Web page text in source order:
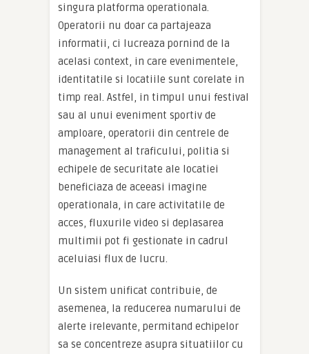
singura platforma operationala.
Operatorii nu doar ca partajeaza
informatii, ci lucreaza pornind de la
acelasi context, in care evenimentele,
identitatile si locatiile sunt corelate in
timp real. Astfel, in timpul unui festival
sau al unui eveniment sportiv de
amploare, operatorii din centrele de
management al traficului, politia si
echipele de securitate ale locatiei
beneficiaza de aceeasi imagine
operationala, in care activitatile de
acces, fluxurile video si deplasarea
multimii pot fi gestionate in cadrul
aceluiasi flux de lucru.
Un sistem unificat contribuie, de
asemenea, la reducerea numarului de
alerte irelevante, permitand echipelor
sa se concentreze asupra situatiilor cu